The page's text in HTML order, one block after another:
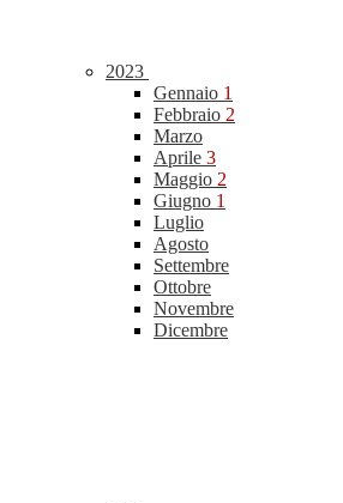
2023
Gennaio 1
Febbraio 2
Marzo
Aprile 3
Maggio 2
Giugno 1
Luglio
Agosto
Settembre
Ottobre
Novembre
Dicembre